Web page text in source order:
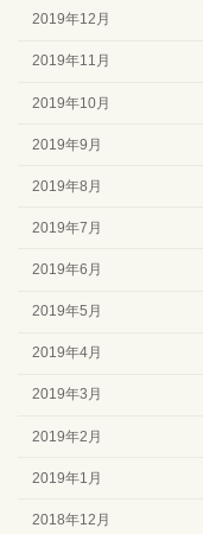
2019年12月
2019年11月
2019年10月
2019年9月
2019年8月
2019年7月
2019年6月
2019年5月
2019年4月
2019年3月
2019年2月
2019年1月
2018年12月